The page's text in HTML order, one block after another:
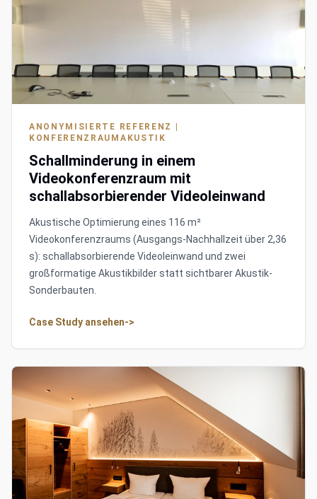
ANONYMISIERTE REFERENZ |
KONFERENZRAUMAKUSTIK
Schallminderung in einem
Videokonferenzraum mit
schallabsorbierender Videoleinwand
Akustische Optimierung eines 116 m²
Videokonferenzraums (Ausgangs-Nachhallzeit über 2,36
s): schallabsorbierende Videoleinwand und zwei
großformatige Akustikbilder statt sichtbarer Akustik-
Sonderbauten.
Case Study ansehen->